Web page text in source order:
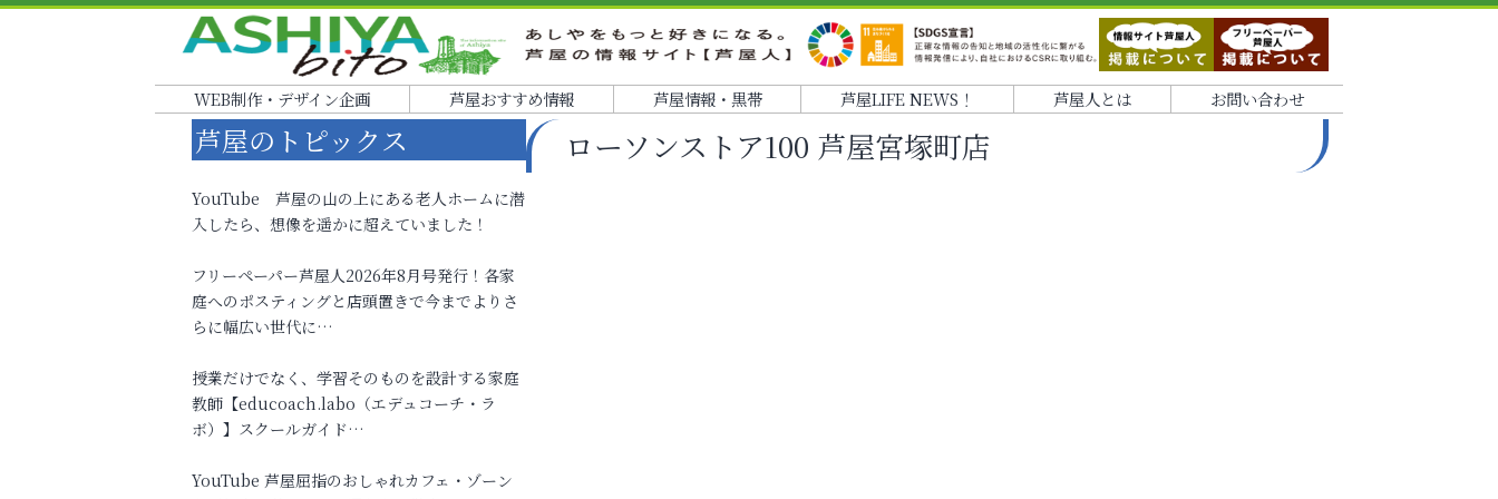
WEB制作・デザイン企画 芦屋おすすめ情報 芦屋情報・黒帯 芦屋LIFE NEWS！ 芦屋人とは お問い合わせ
ローソンストア100 芦屋宮塚町店
芦屋のトピックス
YouTube 芦屋の山の上にある老人ホームに潜
入したら、想像を遥かに超えていました！
フリーペーパー芦屋人2026年8月号発行！各家
庭へのポスティングと店頭置きで今までよりさ
らに幅広い世代に…
授業だけでなく、学習そのものを設計する家庭
教師【educoach.labo（エデュコーチ・ラ
ボ）】スクールガイド…
YouTube 芦屋屈指のおしゃれカフェ・ゾーン